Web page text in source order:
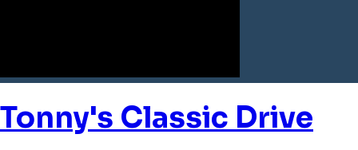
Tonny's Classic Drive